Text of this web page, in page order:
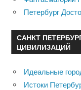
Петербург
САНКТ
ЦИВИЛИЗАЦИЙ
Идеальные
Истоки